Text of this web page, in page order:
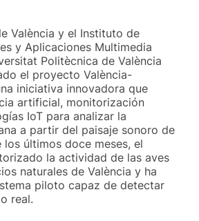
València y el Instituto de
y Aplicaciones Multimedia
Politècnica de València
el proyecto València-
iniciativa innovadora que
artificial, monitorización
IoT para analizar la
a partir del paisaje sonoro de
los últimos doce meses, el
la actividad de las aves
naturales de València y ha
piloto capaz de detectar
real.